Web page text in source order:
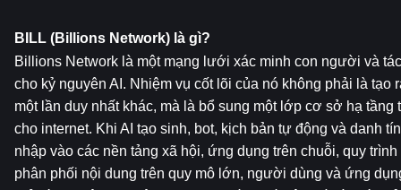
BILL (Billions Network) là gì?
Billions Network là một mạng lưới xác minh con người và
cho kỷ nguyên AI. Nhiệm vụ cốt lõi của nó không phải là tạo
một lần duy nhất khác, mà là bổ sung một lớp cơ sở hạ tầng
cho internet. Khi AI tạo sinh, bot, kịch bản tự động và danh
nhập vào các nền tảng xã hội, ứng dụng trên chuỗi, quy
phân phối nội dung trên quy mô lớn, người dùng và ứng